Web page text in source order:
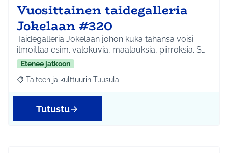
Vuosittainen taidegalleria
Jokelaan #320
Taidegalleria Jokelaan johon kuka tahansa voisi
ilmoittaa esim. valokuvia, maalauksia, piirroksia. S…
Etenee jatkoon
Rajaa tulokset aihepiirin mukaan: Taiteen ja kulttuurin Tuusula
Taiteen ja kulttuurin Tuusula
Tutustu